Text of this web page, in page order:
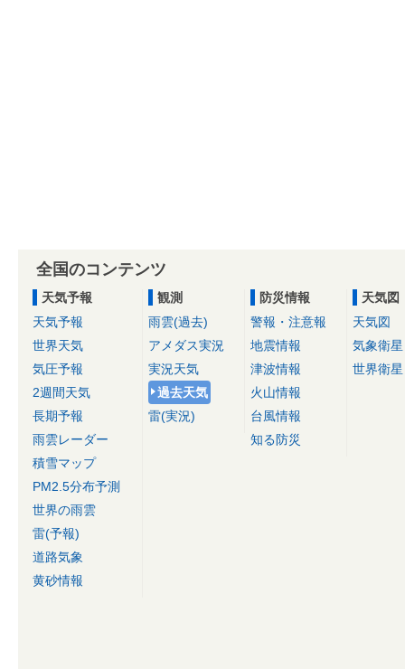
全国のコンテンツ
天気予報
天気予報
世界天気
気圧予報
2週間天気
長期予報
雨雲レーダー
積雪マップ
PM2.5分布予測
世界の雨雲
雷(予報)
道路気象
黄砂情報
観測
雨雲(過去)
アメダス実況
実況天気
過去天気
雷(実況)
防災情報
警報・注意報
地震情報
津波情報
火山情報
台風情報
知る防災
天気図
天気図
気象衛星
世界衛星